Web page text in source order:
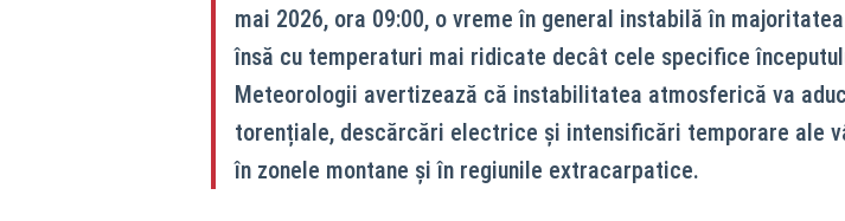
mai 2026, ora 09:00, o vreme în general instabilă în
însă cu temperaturi mai ridicate decât cele specifice
Meteorologii avertizează că instabilitatea atmosferică va
torențiale, descărcări electrice și intensificări temporare ale
în zonele montane și în regiunile extracarpatice.